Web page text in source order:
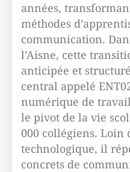
années,
méthodes
communication.
l’Aisne, cette
anticipée et
central appelé
numérique de
le pivot de la vie
000 collégiens. Loin
technologique, il
concrets de